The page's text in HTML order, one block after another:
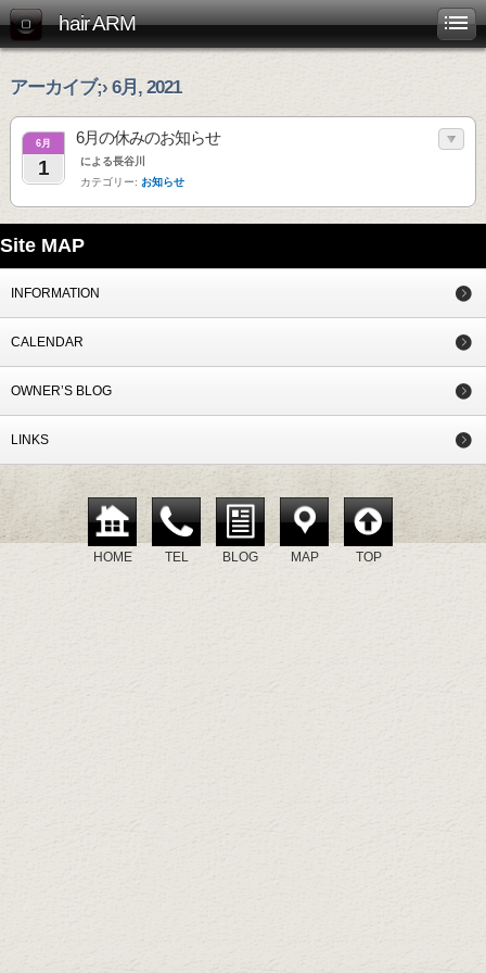
hair ARM
アーカイブ;› 6月, 2021
6月
1
6月の休みのお知らせ
による長谷川
カテゴリー: お知らせ
Site MAP
INFORMATION
CALENDAR
OWNER’S BLOG
LINKS
HOME TEL BLOG MAP TOP